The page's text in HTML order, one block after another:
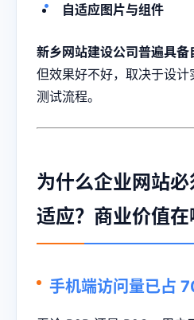
自适应图片与组件
新乡网站建设公司普遍具
但效果好不好，取决于设
测试流程。
为什么企业网站
适应？商业价值在
手机端访问量已占